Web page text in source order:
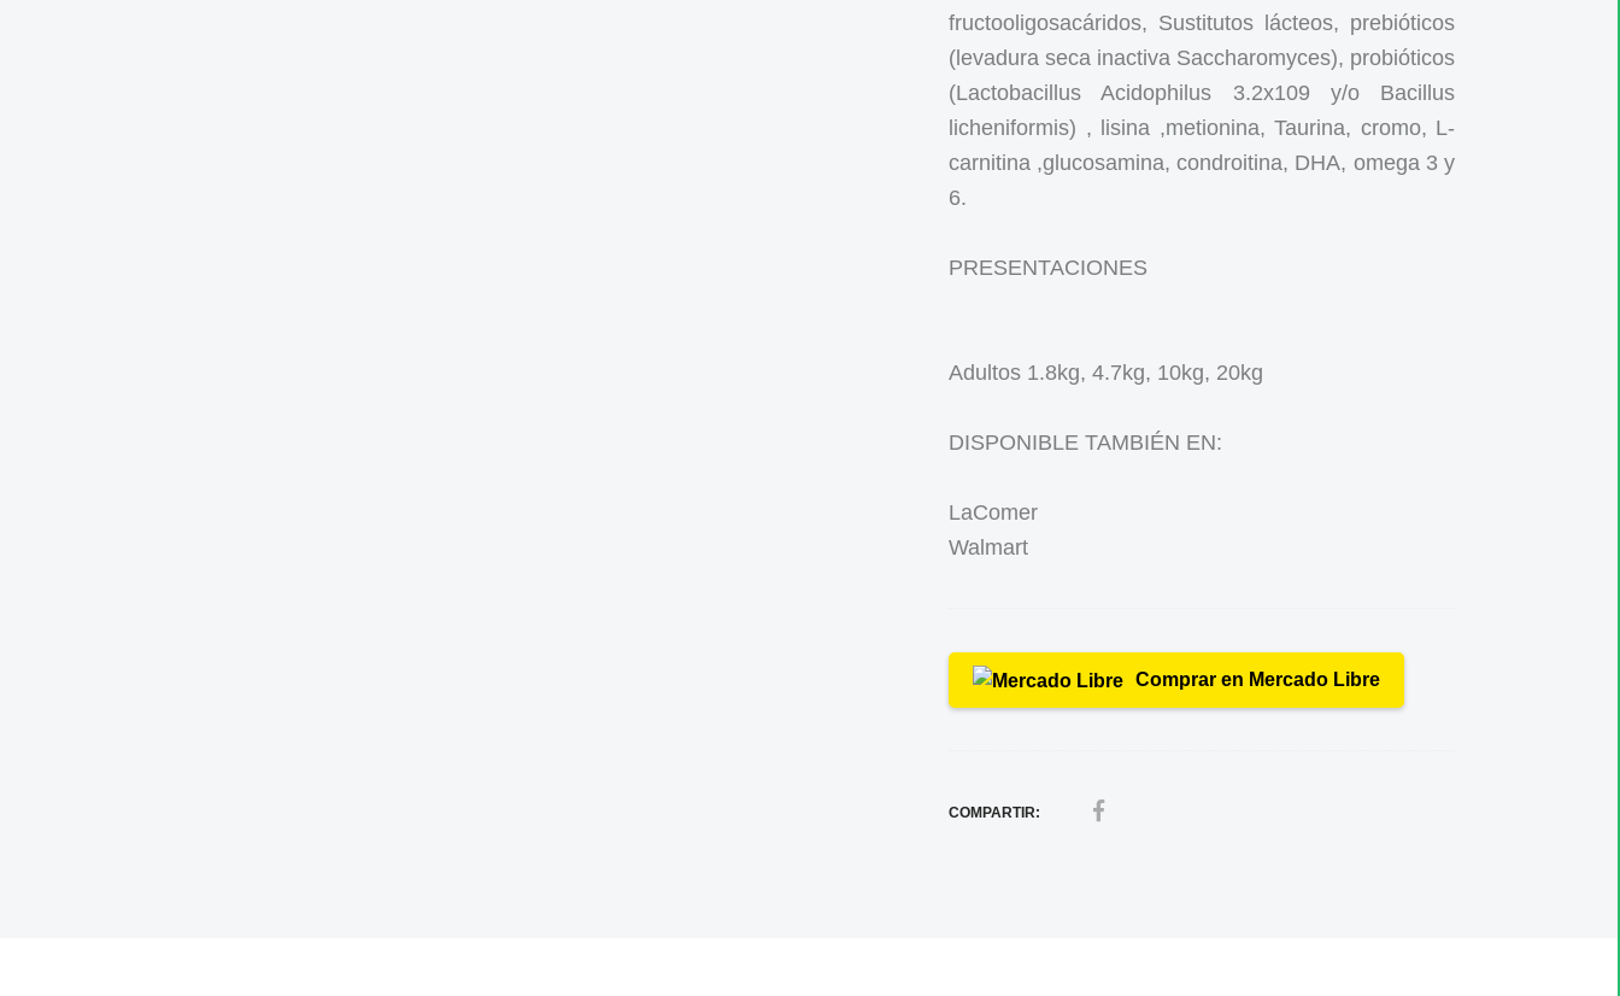
fructooligosacáridos, Sustitutos lácteos, prebióticos
(levadura seca inactiva Saccharomyces), probióticos
(Lactobacillus Acidophilus 3.2x109 y/o Bacillus
licheniformis) , lisina ,metionina, Taurina, cromo, L-
carnitina ,glucosamina, condroitina, DHA, omega 3 y
6.
PRESENTACIONES
Adultos 1.8kg, 4.7kg, 10kg, 20kg
DISPONIBLE TAMBIÉN EN:
LaComer
Walmart
Comprar en Mercado Libre
COMPARTIR: